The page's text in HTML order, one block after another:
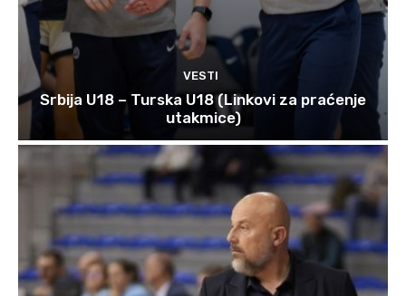
VESTI
Srbija U18 – Turska U18 (Linkovi za praćenje
utakmice)